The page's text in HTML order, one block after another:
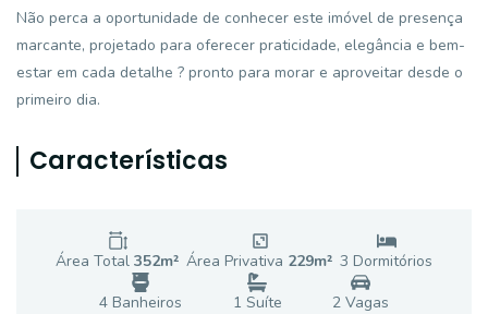
Não perca a oportunidade de conhecer este imóvel de presença
marcante, projetado para oferecer praticidade, elegância e bem-
estar em cada detalhe ? pronto para morar e aproveitar desde o
primeiro dia.
Características
Área Total 352m² Área Privativa 229m² 3 Dormitórios
4 Banheiros 1 Suíte 2Vagas